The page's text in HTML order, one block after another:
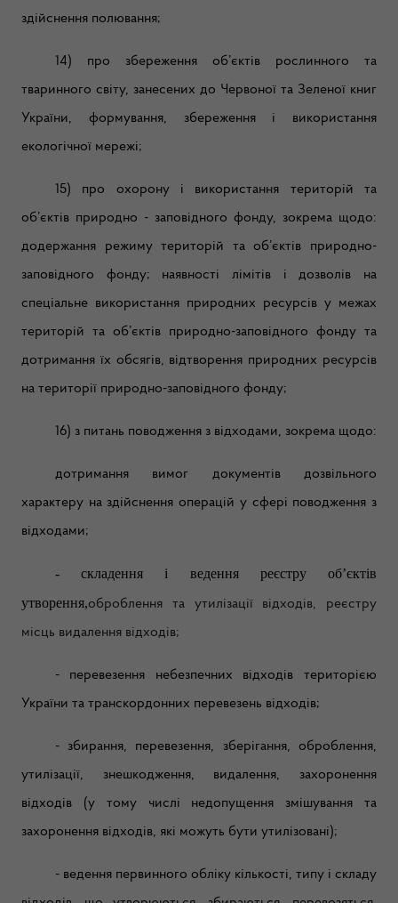
здійснення полювання;
14) про збереження об’єктів рослинного та
тваринного світу, занесених до Червоної та Зеленої книг
України, формування, збереження і використання
екологічної мережі;
15) про охорону і використання територій та
об’єктів природно - заповідного фонду, зокрема щодо:
додержання режиму територій та об’єктів природно-
заповідного фонду; наявності лімітів і дозволів на
спеціальне використання природних ресурсів у межах
територій та об’єктів природно-заповідного фонду та
дотримання їх обсягів, відтворення природних ресурсів
на території природно-заповідного фонду;
16) з питань поводження з відходами, зокрема щодо:
дотримання вимог документів дозвільного
характеру на здійснення операцій у сфері поводження з
відходами;
- складення і ведення реєстру об’єктів
утворення,оброблення та утилізації відходів, реєстру
місць видалення відходів;
- перевезення небезпечних відходів територією
України та транскордонних перевезень відходів;
- збирання, перевезення, зберігання, оброблення,
утилізації, знешкодження, видалення, захоронення
відходів (у тому числі недопущення змішування та
захоронення відходів, які можуть бути утилізовані);
- ведення первинного обліку кількості, типу і складу